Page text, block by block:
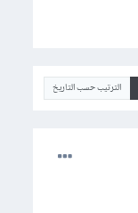
الترتيب حسب التاريخ